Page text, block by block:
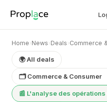
Home› News› Deals› Commerce
🌍 All deals
🗂 Commerce & Consumer
📰 L'analyse des